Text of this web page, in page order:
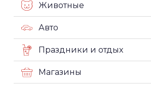
Животные
Авто
Праздники и отдых
Магазины